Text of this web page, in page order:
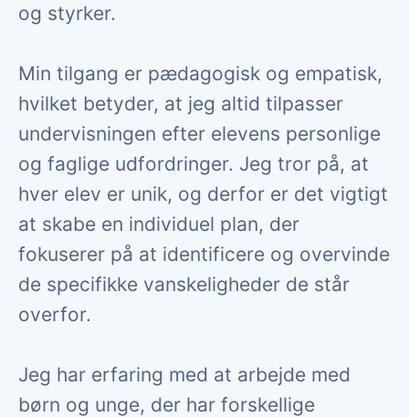
og styrker.
Min tilgang er pædagogisk og empatisk,
hvilket betyder, at jeg altid tilpasser
undervisningen efter elevens personlige
og faglige udfordringer. Jeg tror på, at
hver elev er unik, og derfor er det vigtigt
at skabe en individuel plan, der
fokuserer på at identificere og overvinde
de specifikke vanskeligheder de står
overfor.
Jeg har erfaring med at arbejde med
børn og unge, der har forskellige